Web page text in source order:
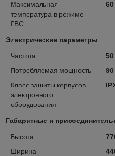
Максимальная
температура в режиме
ГВС
60
Электрические параметры
Частота
50
Потребляемая мощность
90
Класс защиты корпусов
электронного
оборудования
Габаритные и
Высота
Ширина